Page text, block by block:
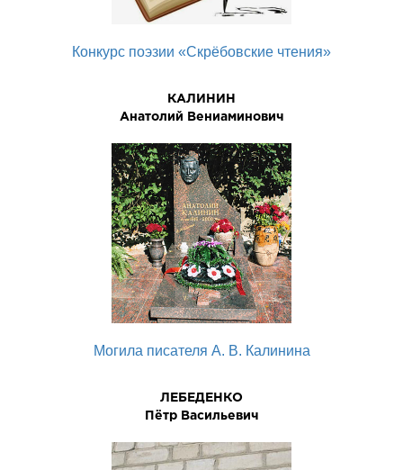
Конкурс поэзии «Скрёбовские чтения»
КАЛИНИН
Анатолий Вениаминович
Могила писателя А. В. Калинина
ЛЕБЕДЕHКО
Пётp Васильевич